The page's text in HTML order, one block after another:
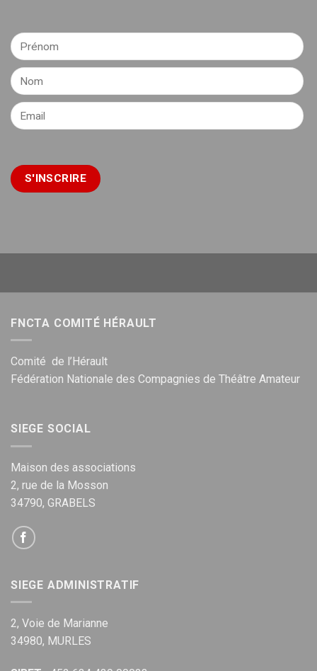
FNCTA COMITÉ HÉRAULT
Comité de l’Hérault
Fédération Nationale des Compagnies de Théâtre Amateur
SIEGE SOCIAL
Maison des associations
2, rue de la Mosson
34790, GRABELS
SIEGE ADMINISTRATIF
2, Voie de Marianne
34980, MURLES